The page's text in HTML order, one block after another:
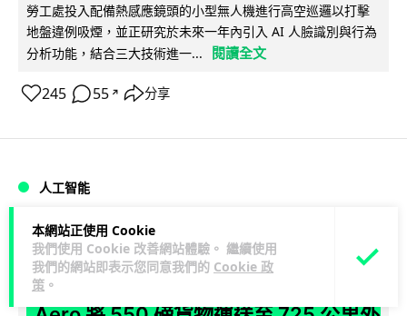
本網站正使用 Cookie
我們使用 Cookie 改善網站體驗。 繼續使用
我們的網站即表示您同意我們的 Cookie 政
策 。
勞工處投入配備熱感應鏡頭的小型無人機進行高空巡邏以打擊
地盤違例吸煙，並正研究於未來一年內引入 AI 人臉識別與行為
分析功能，結合三大技術進一...
閱讀全文
245 55 ↗ 分享
人工智能
Lawton 1 日
貨運火箭 沖繩飛台灣僅需 15 分鐘 Hop